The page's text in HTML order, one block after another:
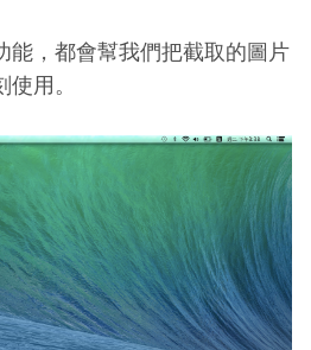
能，都會幫我們把截取的圖片
用。